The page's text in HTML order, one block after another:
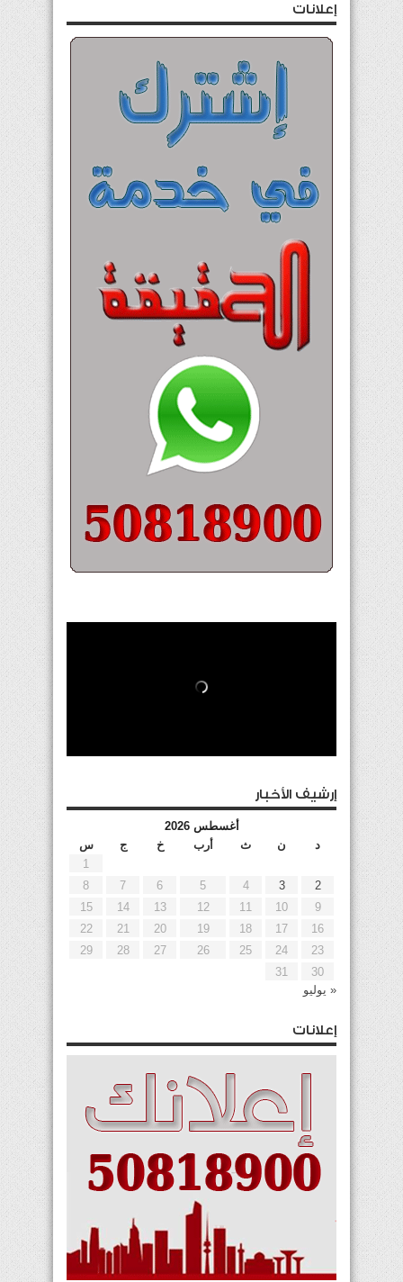
إعلانات
إرشيف الأخبار
أغسطس 2026
د
ن ث أرب خ ج
س
1
2
3
4
5
6
7
8
9
10
11
12
13
14
15
16
17
18
19
20
21
22
23
24
25
26
27
28
29
30
31
« يوليو
إعلانات